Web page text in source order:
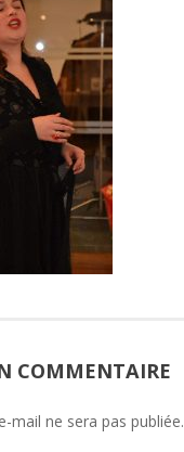
COMMENTAIRE
mail ne sera pas publiée.